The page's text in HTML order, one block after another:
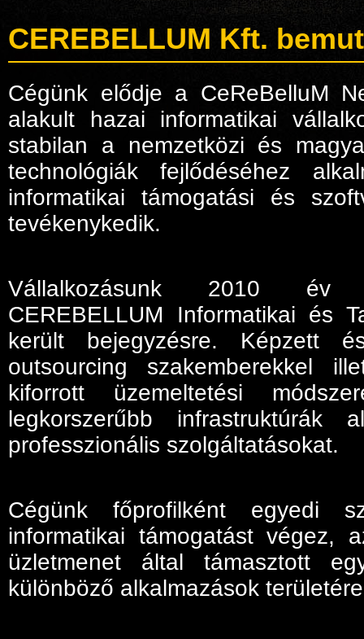
CEREBELLUM Kft.
Cégünk elődje a CeReBelluM
alakult hazai informatikai
stabilan a nemzetközi és
technológiák fejlődéséhez
informatikai támogatási és
tevékenykedik.
Vállalkozásunk 2010 év
CEREBELLUM Informatikai és
került bejegyzésre. Képzett
outsourcing szakemberekkel
kiforrott üzemeltetési
legkorszerűbb infrastruktúrák
professzionális szolgáltatásokat.
Cégünk főprofilként egyedi
informatikai támogatást végez,
üzletmenet által támasztott
különböző alkalmazások